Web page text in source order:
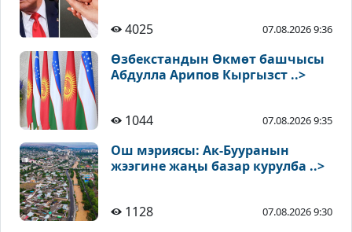
4025 07.08.2026 9:36
Өзбекстандын Өкмөт башчысы
Абдулла Арипов Кыргызст ..>
1044 07.08.2026 9:35
Ош мэриясы: Ак-Бууранын
жээгине жаңы базар курулба ..>
1128 07.08.2026 9:30